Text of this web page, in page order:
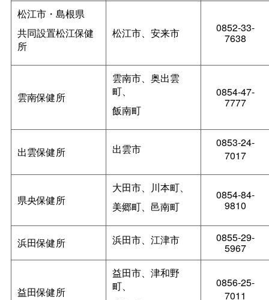
松江市・島根県
共同設置松江保健
所
松江市、安来市 0852-33-
7638
雲南保健所
雲南市、奥出雲
町、
飯南町
0854-47-
7777
出雲保健所 出雲市
0853-24-
7017
県央保健所
大田市、川本町、
美郷町、 邑南町
0854-84-
9810
浜田保健所 浜田市、江津市 0855-29-
5967
益田保健所
益田市、津和野
町、
0856-25-
7011